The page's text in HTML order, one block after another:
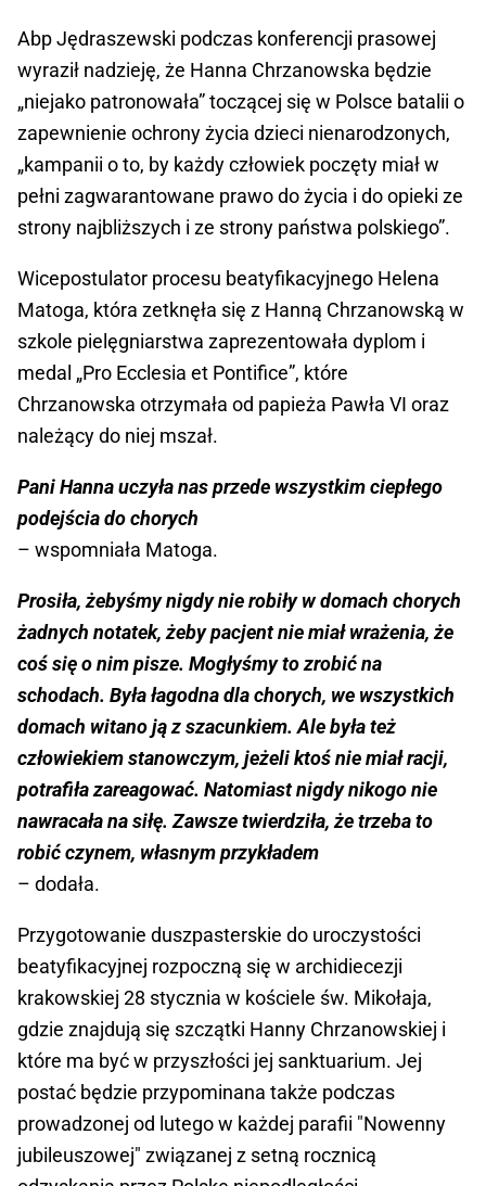
Abp Jędraszewski podczas konferencji prasowej
wyraził nadzieję, że Hanna Chrzanowska będzie
„niejako patronowała” toczącej się w Polsce batalii o
zapewnienie ochrony życia dzieci nienarodzonych,
„kampanii o to, by każdy człowiek poczęty miał w
pełni zagwarantowane prawo do życia i do opieki ze
strony najbliższych i ze strony państwa polskiego”.
Wicepostulator procesu beatyfikacyjnego Helena
Matoga, która zetknęła się z Hanną Chrzanowską w
szkole pielęgniarstwa zaprezentowała dyplom i
medal „Pro Ecclesia et Pontifice”, które
Chrzanowska otrzymała od papieża Pawła VI oraz
należący do niej mszał.
Pani Hanna uczyła nas przede wszystkim ciepłego
podejścia do chorych
– wspomniała Matoga.
Prosiła, żebyśmy nigdy nie robiły w domach chorych
żadnych notatek, żeby pacjent nie miał wrażenia, że
coś się o nim pisze. Mogłyśmy to zrobić na
schodach. Była łagodna dla chorych, we wszystkich
domach witano ją z szacunkiem. Ale była też
człowiekiem stanowczym, jeżeli ktoś nie miał racji,
potrafiła zareagować. Natomiast nigdy nikogo nie
nawracała na siłę. Zawsze twierdziła, że trzeba to
robić czynem, własnym przykładem
– dodała.
Przygotowanie duszpasterskie do uroczystości
beatyfikacyjnej rozpoczną się w archidiecezji
krakowskiej 28 stycznia w kościele św. Mikołaja,
gdzie znajdują się szczątki Hanny Chrzanowskiej i
które ma być w przyszłości jej sanktuarium. Jej
postać będzie przypominana także podczas
prowadzonej od lutego w każdej parafii "Nowenny
jubileuszowej" związanej z setną rocznicą